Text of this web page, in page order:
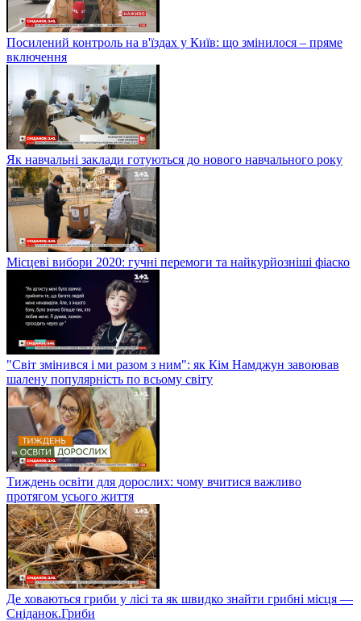
Посилений контроль на в'їздах у Київ: що змінилося – пряме
включення
Як навчальні заклади готуються до нового навчального року
Місцеві вибори 2020: гучні перемоги та найкурйозніші фіаско
"Світ змінився і ми разом з ним": як Кім Намджун завоював
шалену популярність по всьому світу
Тиждень освіти для дорослих: чому вчитися важливо
протягом усього життя
Де ховаються гриби у лісі та як швидко знайти грибні місця —
Сніданок.Гриби